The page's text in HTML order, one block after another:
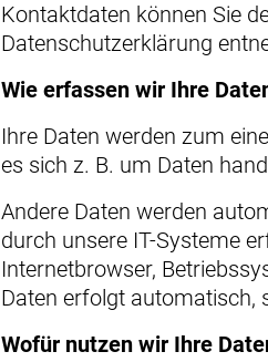
Kontaktdaten können Sie
Datenschutzerklärung
Wie erfassen wir Ihre
Ihre Daten werden zum
es sich z. B. um Daten
Andere Daten werden
durch unsere IT-Systeme
Internetbrowser,
Daten erfolgt automatisch,
Wofür nutzen wir Ihre